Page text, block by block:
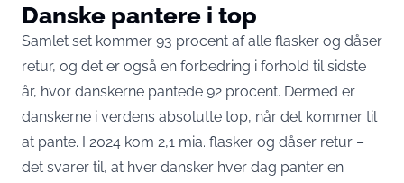
Danske pantere i top
Samlet set kommer 93 procent af alle flasker og dåser
retur, og det er også en forbedring i forhold til sidste
år, hvor danskerne pantede 92 procent. Dermed er
danskerne i verdens absolutte top, når det kommer til
at pante. I 2024 kom 2,1 mia. flasker og dåser retur –
det svarer til, at hver dansker hver dag panter en